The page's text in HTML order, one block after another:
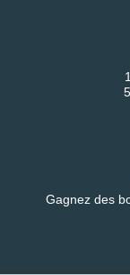
Gagnez des